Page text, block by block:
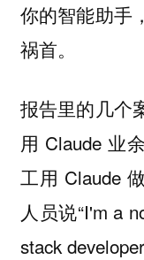
你的智能助手
祸首。
报告里的几个
用 Claude 业
工用 Claude
人员说“I'm a
stack